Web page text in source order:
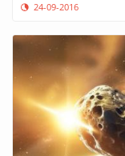
24-09-2016